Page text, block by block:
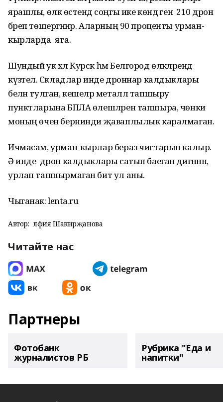
ярашлы, өлкә өстендә соңгы ике көндә генә 210 дрон
бәреп төшергәннәр. Аларның 90 проценты урман-
кырларда ята.
Шундый ук хәл Курск һәм Белгород өлкәләрендә
күзәтелә. Складлар инде дроннар калдыклары
белән тулган, кешеләр металл тапшыру
пунктларына БПЛА өлешләрен тапшыра, чөнки
моның өчен бернинди җаваплылык каралмаган.
Ичмасам, урман-кырлар бераз чистарып калыр.
Ә инде дрон калдыклары сатып баеган дигәннән,
урлап тапшырмаган бит ул аны.
Чыганак: lenta.ru
Автор: Әлфия Шакирҗанова
Читайте нас
Партнеры
Фотобанк
журналистов РБ
Рубрика "Еда и
напитки"